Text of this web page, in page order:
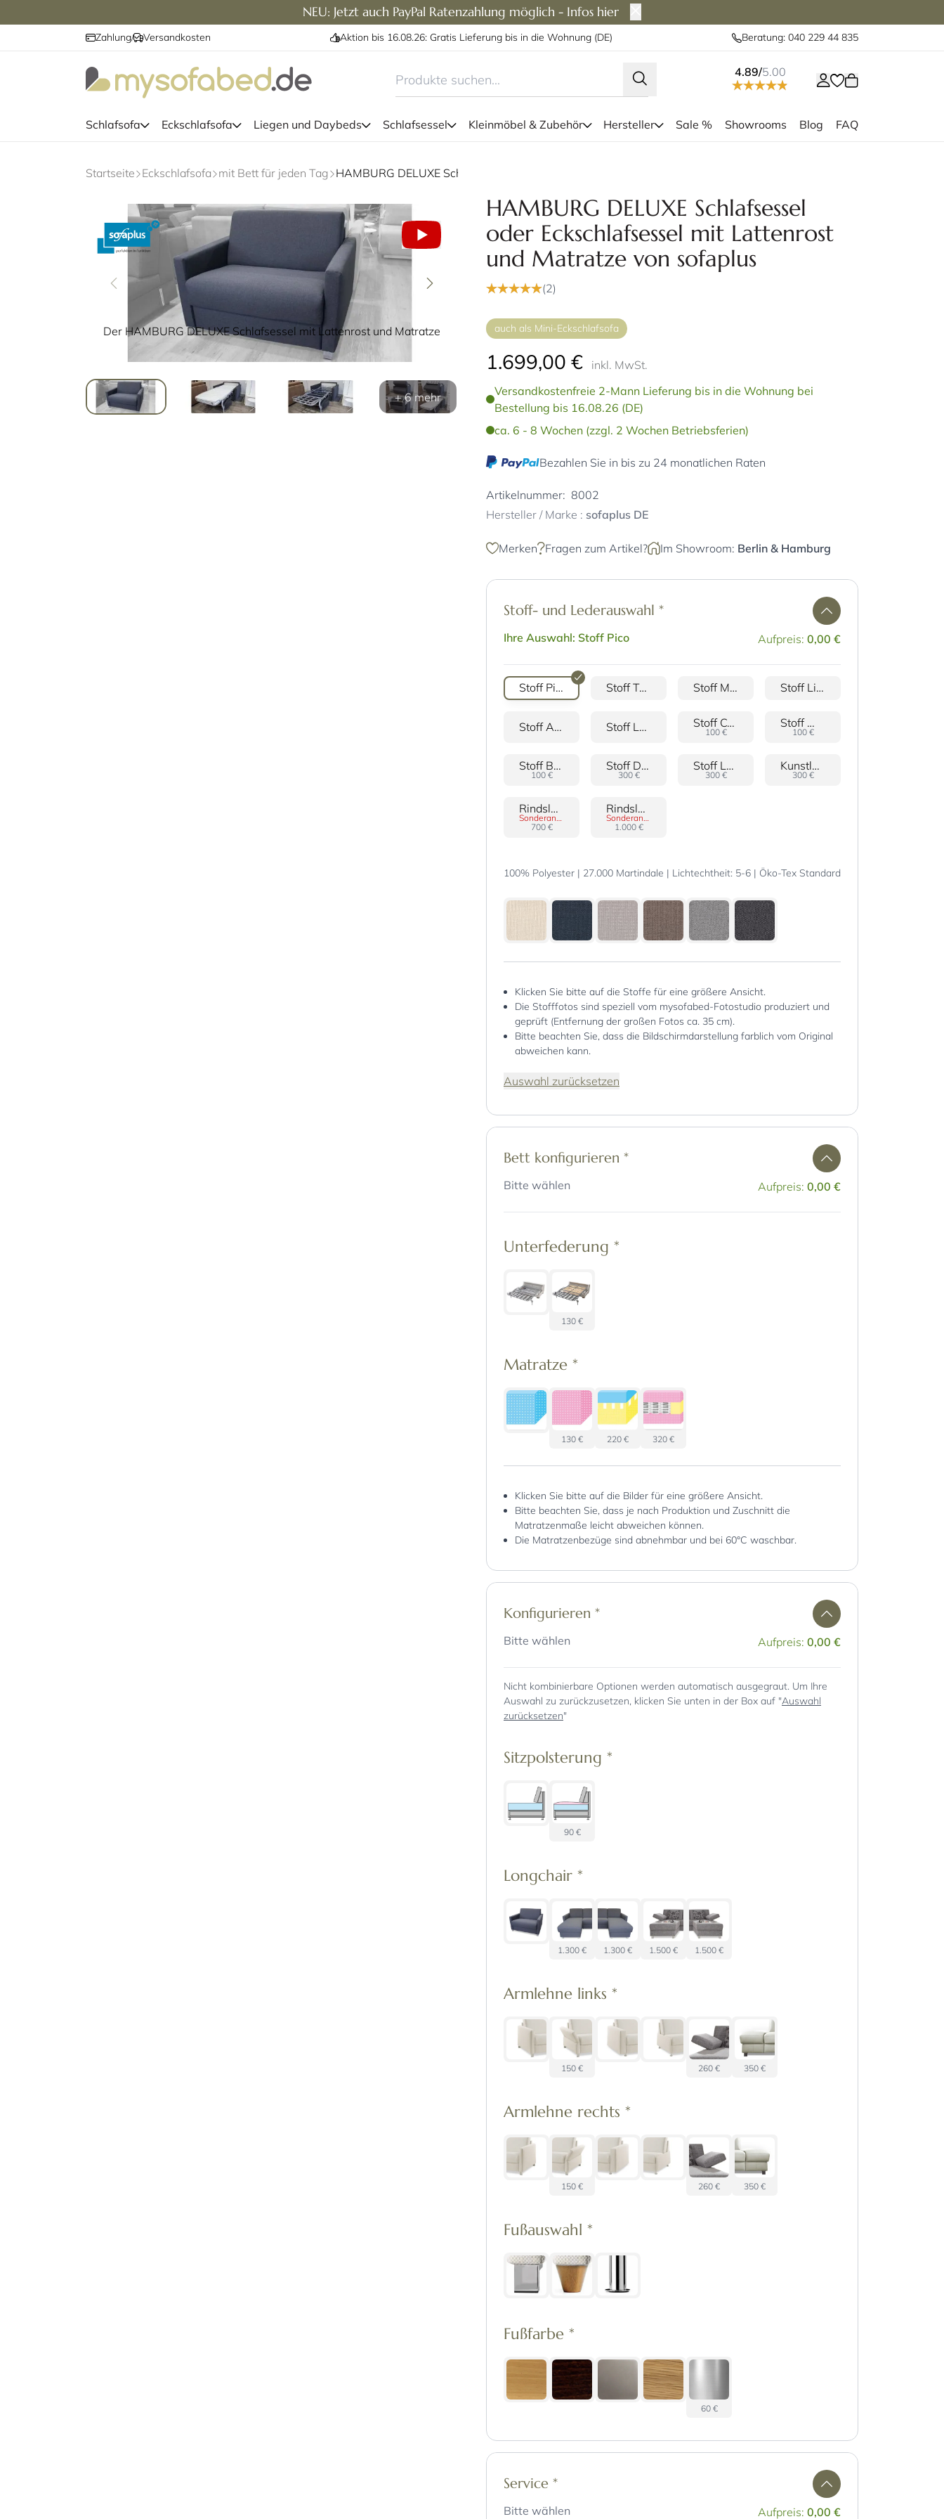
NEU: Jetzt auch PayPal Ratenzahlung möglich - Infos hier
Zahlung/ Versandkosten Aktion bis 16.08.26: Gratis Lieferung bis in die Wohnung (DE) Beratung: 040 229 44 835
4.89/5.00
Schlafsofa Eckschlafsofa Liegen und Daybeds Schlafsessel Kleinmöbel & Zubehör Hersteller Sale % Showrooms Blog FAQ
Startseite Eckschlafsofa mit Bett für jeden Tag
Der HAMBURG DELUXE Schlafsessel mit Lattenrost und Matratze
+ 6 mehr
HAMBURG DELUXE Schlafsessel
oder Eckschlafsessel mit Lattenrost
und Matratze von sofaplus
(2)
auch als Mini-Eckschlafsofa
1.699,00 €
inkl. MwSt.
Versandkostenfreie 2-Mann Lieferung bis in die Wohnung bei
Bestellung bis 16.08.26 (DE)
ca. 6 - 8 Wochen (zzgl. 2 Wochen Betriebsferien)
Bezahlen Sie in bis zu 24 monatlichen Raten
Artikelnummer: 8002
Hersteller / Marke : sofaplus DE
Merken Fragen zum Artikel? Im Showroom: Berlin & Hamburg
Stoff- und Lederauswahl *
Ihre Auswahl: Stoff Pico Aufpreis: 0,00 €
Stoff Pico Stoff Tami Stoff Milo Stoff Lima
Stoff Alwa Stoff Lava Stoff Cord
100 €
Stoff Wave
100 €
Stoff Boucle
100 €
Stoff Doro
300 €
Stoff Lovo
300 €
Kunstleder Gava
300 €
Rindsleder 20
Sonderanfertigung
700 €
Rindsleder 24
Sonderanfertigung
1.000 €
100% Polyester | 27.000 Martindale | Lichtechtheit: 5-6 | Öko-Tex Standard
Klicken Sie bitte auf die Stoffe für eine größere Ansicht.
Die Stofffotos sind speziell vom mysofabed-Fotostudio produziert und
geprüft (Entfernung der großen Fotos ca. 35 cm).
Bitte beachten Sie, dass die Bildschirmdarstellung farblich vom Original
abweichen kann.
Auswahl zurücksetzen
Bett konfigurieren *
Bitte wählen Aufpreis: 0,00 €
Unterfederung *
130 €
Matratze *
130 € 220 € 320 €
Klicken Sie bitte auf die Bilder für eine größere Ansicht.
Bitte beachten Sie, dass je nach Produktion und Zuschnitt die
Matratzenmaße leicht abweichen können.
Die Matratzenbezüge sind abnehmbar und bei 60°C waschbar.
Konfigurieren *
Bitte wählen Aufpreis: 0,00 €
Nicht kombinierbare Optionen werden automatisch ausgegraut. Um Ihre
Auswahl zu zurückzusetzen, klicken Sie unten in der Box auf "Auswahl
zurücksetzen"
Sitzpolsterung *
90 €
Longchair *
1.300 € 1.300 € 1.500 € 1.500 €
Armlehne links *
150 € 260 € 350 €
Armlehne rechts *
150 € 260 € 350 €
Fußauswahl *
Fußfarbe *
60 €
Service *
Bitte wählen Aufpreis: 0,00 €